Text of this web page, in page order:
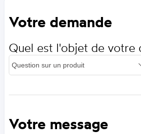
Votre demande
Quel est l'objet de votre
Votre message